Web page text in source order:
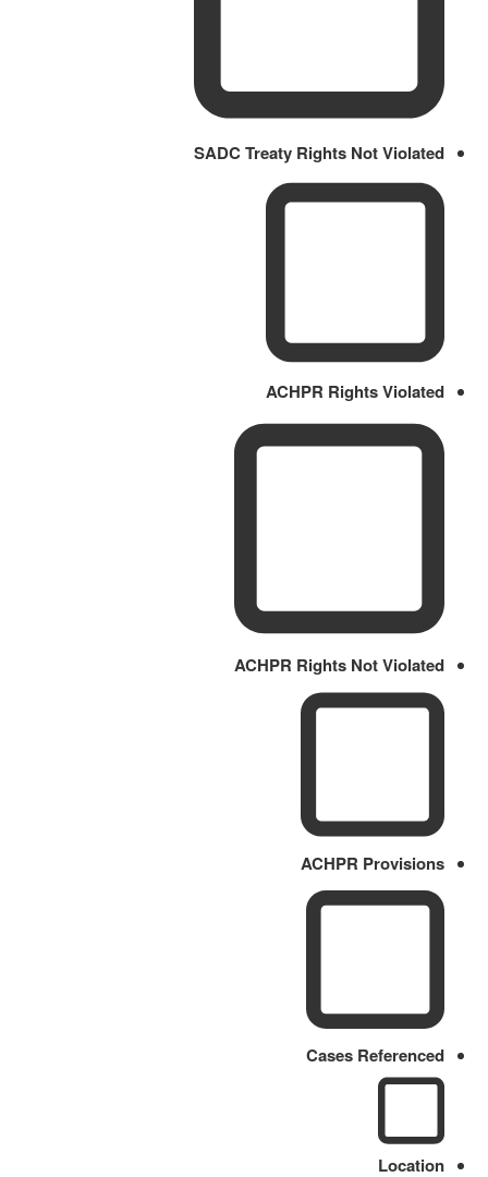
SADC Treaty Rights Not Violated
ACHPR Rights Violated
ACHPR Rights Not Violated
ACHPR Provisions
Cases Referenced
Location